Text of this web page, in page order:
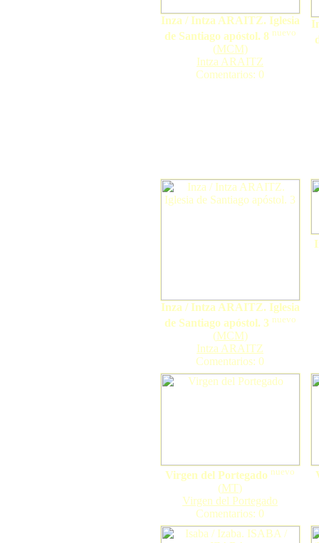
Inza / Intza ARAITZ. Iglesia
de Santiago apóstol. 8 nuevo
(MCM)
Intza ARAITZ
Comentarios: 0
Inza / Intza ARAITZ. Iglesia
de Santiago apóstol. 3 nuevo
(MCM)
Intza ARAITZ
Comentarios: 0
Virgen del Portegado nuevo
(MT)
Virgen del Portegado
Comentarios: 0